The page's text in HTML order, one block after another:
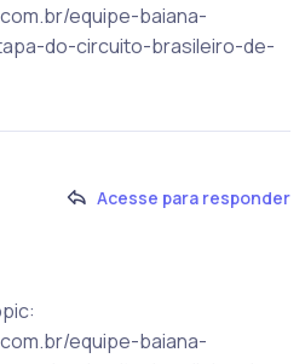
equipe-baiana-
do-circuito-brasileiro-de-
Acesse para responder
equipe-baiana-